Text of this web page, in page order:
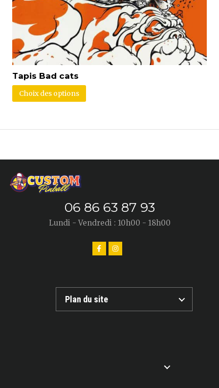
Tapis Bad cats
Choix des options
06 86 63 87 93
Lundi - Vendredi : 10h00 - 18h00
Plan du site